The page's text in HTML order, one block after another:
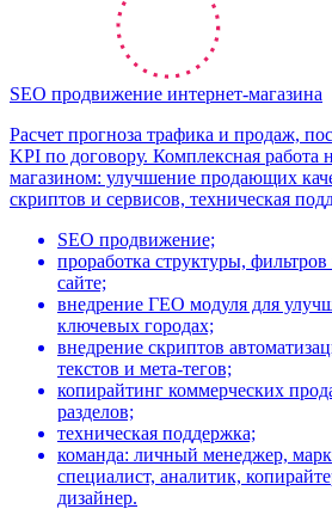
SEO продвижение интернет-магазина
Расчет прогноза трафика и продаж,
KPI по договору. Комплексная работа
магазином: улучшение продающих
скриптов и сервисов, техническая
SEO продвижение;
проработка структуры,
сайте;
внедрение ГЕО модуля для
ключевых городах;
внедрение скриптов
текстов и мета-тегов;
копирайтинг коммерческих
разделов;
техническая поддержка;
команда: личный менеджер,
специалист, аналитик,
дизайнер.